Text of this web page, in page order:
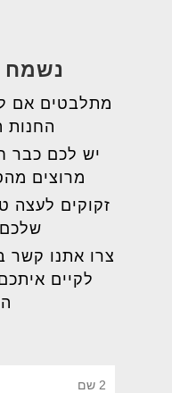
נשמח
מתלבטים אם
יש לכם כבר
מרוצים
זקוקים לעצה
צרו אתנו קשר
לקיים